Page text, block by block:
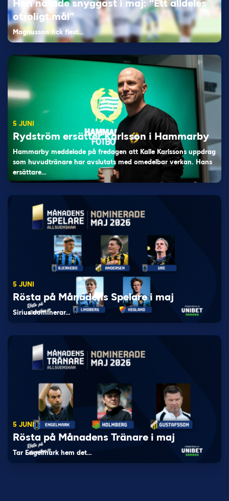
Han nätade snyggast i maj: “Ett alldeles
otroligt mål”
Magnusson fick flest…
5 JUNI
Rydström ersätter Karlsson i Hammarby
Hammarby meddelade på fredagen att Kalle Karlssons uppdrag
som huvudtränare har avslutats med omedelbar verkan. Hans
ersättare…
5 JUNI
Rösta på Månadens Spelare i maj
Sirius dominerar…
5 JUNI
Rösta på Månadens Tränare i maj
Tar Engelmark hem det…